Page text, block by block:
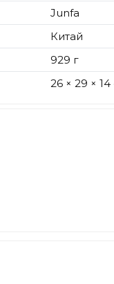
Junfa
Китай
929 г
26 × 29 ×